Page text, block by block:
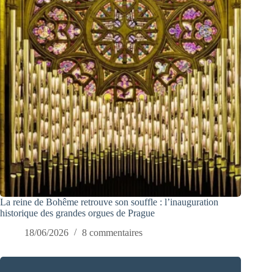
La reine de Bohême retrouve son souffle : l’inauguration
historique des grandes orgues de Prague
18/06/2026
8 commentaires